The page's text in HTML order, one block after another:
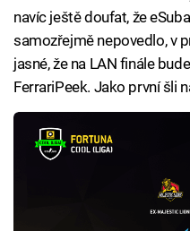
navíc ještě doufat, že
samozřejmě nepovedlo, v
jasné, že na LAN finále
FerrariPeek. Jako první šli